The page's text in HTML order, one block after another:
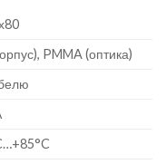
PMMA (оптика)